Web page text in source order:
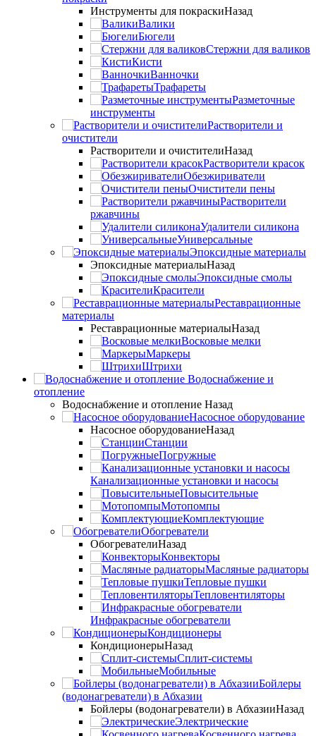
Инструменты для покраскиНазад
Валики
Бюгели
Стержни для валиков
Кисти
Ванночки
Трафареты
Разметочные
инструменты
Растворители и
очистители
Растворители и очистителиНазад
Растворители красок
Обезжириватели
Очистители пены
Растворители
ржавчины
Удалители силикона
Универсальные
Эпоксидные материалы
Эпоксидные материалыНазад
Эпоксидные смолы
Красители
Реставрационные
материалы
Реставрационные материалыНазад
Восковые мелки
Маркеры
Штрихи
Водоснабжение и
отопление
Водоснабжение и отопление Назад
Насосное оборудование
Насосное оборудованиеНазад
Станции
Погружные
Канализационные установки и насосы
Повысительные
Мотопомпы
Комплектующие
Обогреватели
ОбогревателиНазад
Конвекторы
Масляные радиаторы
Тепловые пушки
Тепловентиляторы
Инфракрасные обогреватели
Кондиционеры
КондиционерыНазад
Сплит-системы
Мобильные
Бойлеры
(водонагреватели) в Абхазии
Бойлеры (водонагреватели) в АбхазииНазад
Электрические